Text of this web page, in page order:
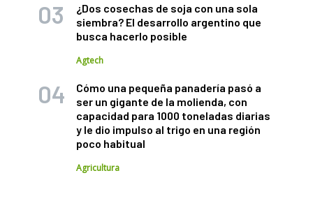
¿Dos cosechas de soja con una sola
siembra? El desarrollo argentino que
busca hacerlo posible
Agtech
Cómo una pequeña panadería pasó a
ser un gigante de la molienda, con
capacidad para 1000 toneladas diarias
y le dio impulso al trigo en una región
poco habitual
Agricultura